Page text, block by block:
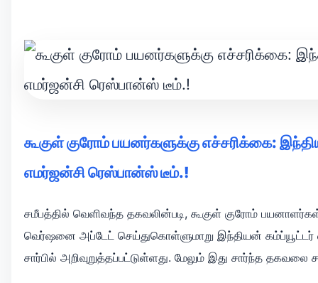
கூகுள் குரோம் பயனர்களுக்கு எச்சரிக்கை:
எமர்ஜன்சி ரெஸ்பான்ஸ் டீம்.!
சமீபத்தில் வெளிவந்த தகவலின்படி, கூகுள் குரோம்
வெர்ஷனை அப்டேட் செய்துகொள்ளுமாறு இந்தியன்
சார்பில் அறிவுறுத்தப்பட்டுள்ளது. மேலும் இது சார்ந்த தகவலை